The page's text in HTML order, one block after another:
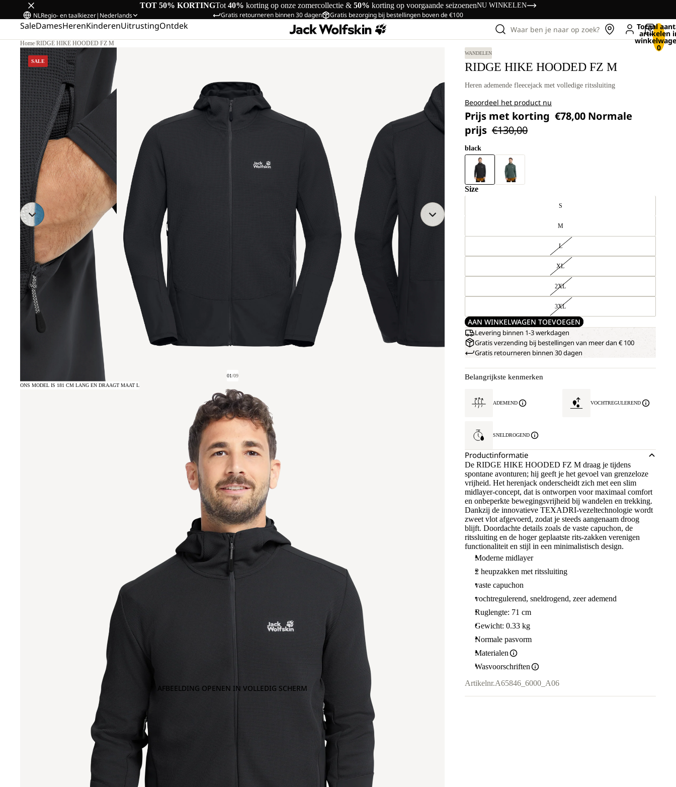
TOT 50% KORTINGTot 40% korting op onze zomercollectie & 50% korting op voorgaande seizoenenNU WINKELEN
Gratis retourneren binnen 30 dagen Gratis bezorging bij bestellingen boven de €100
NLRegio- en taalkiezer| Nederlands
SaleDamesHerenKinderenUitrustingOntdek Waar ben je naar op zoek? Totaal
artikelen
0
Home/RIDGE HIKE HOODED FZ M
SALE
01/09
AFBEELDING OPENEN IN VOLLEDIG SCHERM
ONS MODEL IS 181 CM LANG EN DRAAGT MAAT L
WANDELEN
RIDGE HIKE HOODED FZ M
Heren ademende fleecejack met volledige ritssluiting
Beoordeel het product nu
Prijs met korting €78,00 Normale
prijs €130,00
black
Size
S
M
L
XL
2XL
3XL
AAN WINKELWAGEN TOEVOEGEN
Levering binnen 1-3 werkdagen
Gratis verzending bij bestellingen van meer dan € 100
Gratis retourneren binnen 30 dagen
Belangrijkste kenmerken
ADEMEND VOCHTREGULEREND
SNELDROGEND
Productinformatie
De RIDGE HIKE HOODED FZ M draag je tijdens
spontane avonturen; hij geeft je het gevoel van grenzeloze
vrijheid. Het herenjack onderscheidt zich met een slim
midlayer-concept, dat is ontworpen voor maximaal comfort
en onbeperkte bewegingsvrijheid bij wandelen en trekking.
Dankzij de innovatieve TEXADRI-vezeltechnologie wordt
zweet vlot afgevoerd, zodat je steeds aangenaam droog
blijft. Doordachte details zoals de vaste capuchon, de
ritssluiting en de hoger geplaatste rits-zakken verenigen
functionaliteit en stijl in een minimalistisch design.
Moderne midlayer
2 heupzakken met ritssluiting
vaste capuchon
vochtregulerend, sneldrogend, zeer ademend
Ruglengte: 71 cm
Gewicht: 0.33 kg
Normale pasvorm
Materialen
Wasvoorschriften
Artikelnr.A65846_6000_A06